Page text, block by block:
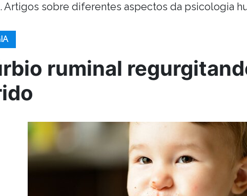
sobre diferentes aspectos da psicologia
ruminal